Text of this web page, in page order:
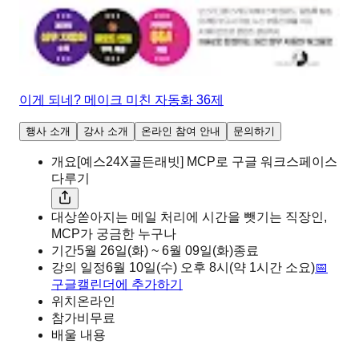
이게 되네? 메이크 미친 자동화 36제
행사 소개 강사 소개 온라인 참여 안내 문의하기
개요 [예스24X골든래빗] MCP로 구글 워크스페이스
다루기
대상쏟아지는 메일 처리에 시간을 뺏기는 직장인,
MCP가 궁금한 누구나
기간5월 26일(화) ~ 6월 09일(화)종료
강의 일정6월 10일(수) 오후 8시 (약 1시간 소요)📅
구글캘린더에 추가하기
위치 온라인
참가비 무료
배울 내용